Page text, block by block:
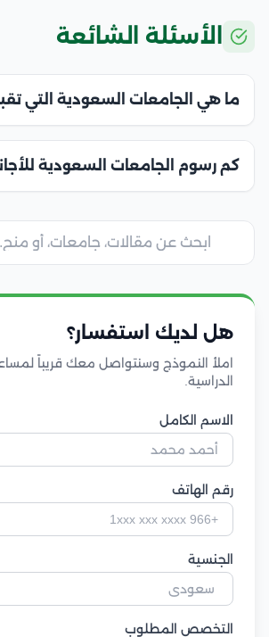
الأسئلة الشائعة
ما هي الجامعات السعودية التي
كم رسوم الجامعات السعودية
هل لديك استفسار؟
املأ النموذج وسنتواصل معك قريباً
الدراسية.
الاسم الكامل
رقم الهاتف
الجنسية
التخصص المطلوب